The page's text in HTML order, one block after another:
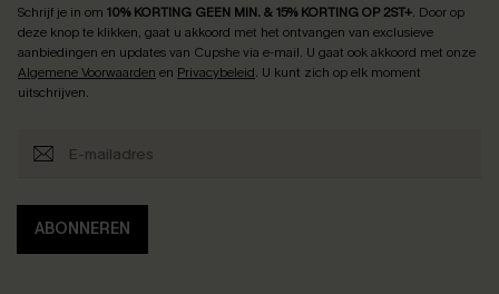
Schrijf je in om 10% KORTING GEEN MIN. & 15% KORTING OP 2ST+. Door op
deze knop te klikken, gaat u akkoord met het ontvangen van exclusieve
aanbiedingen en updates van Cupshe via e-mail. U gaat ook akkoord met onze
Algemene Voorwaarden en Privacybeleid. U kunt zich op elk moment
uitschrijven.
ABONNEREN